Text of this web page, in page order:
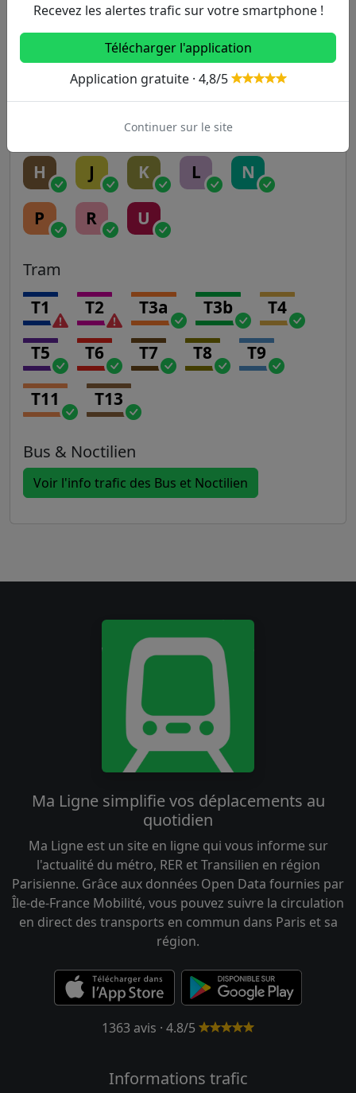
B C D E
H J K L N
P R U
Tram
T1 T2 T3a T3b T4
T5 T6 T7 T8 T9
T11 T13
Bus & Noctilien
Voir l'info trafic des Bus et Noctilien
Ma Ligne simplifie vos déplacements au
quotidien
Ma Ligne est un site en ligne qui vous informe sur
l'actualité du métro, RER et Transilien en région
Parisienne. Grâce aux données Open Data fournies par
Île-de-France Mobilité, vous pouvez suivre la circulation
en direct des transports en commun dans Paris et sa
région.
1363 avis · 4.8/5
Informations trafic
Recevez les alertes trafic sur votre smartphone !
Télécharger l'application
Application gratuite · 4,8/5
Continuer sur le site